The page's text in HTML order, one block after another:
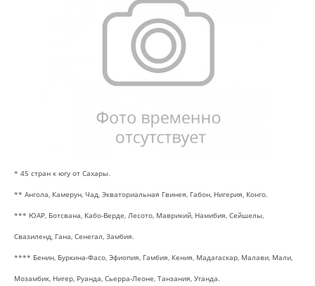
* 45 стран к югу от Сахары.
** Ангола, Камерун, Чад, Экваториальная Гвинея, Габон, Нигерия, Конго.
*** ЮАР, Ботсвана, Кабо-Верде, Лесото, Маврикий, Намибия, Сейшелы,
Свазиленд, Гана, Сенегал, Замбия.
**** Бенин, Буркина-Фасо, Эфиопия, Гамбия, Кения, Мадагаскар, Малави, Мали,
Мозамбик, Нигер, Руанда, Сьерра-Леоне, Танзания, Уганда.